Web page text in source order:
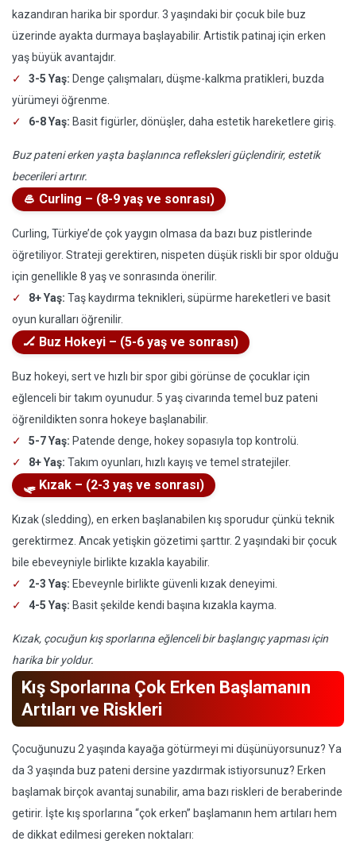
kazandıran harika bir spordur. 3 yaşındaki bir çocuk bile buz
üzerinde ayakta durmaya başlayabilir. Artistik patinaj için erken
yaş büyük avantajdır.
3-5 Yaş: Denge çalışmaları, düşme-kalkma pratikleri, buzda
yürümeyi öğrenme.
6-8 Yaş: Basit figürler, dönüşler, daha estetik hareketlere giriş.
Buz pateni erken yaşta başlanınca refleksleri güçlendirir, estetik
becerileri artırır.
🥌 Curling – (8-9 yaş ve sonrası)
Curling, Türkiye’de çok yaygın olmasa da bazı buz pistlerinde
öğretiliyor. Strateji gerektiren, nispeten düşük riskli bir spor olduğu
için genellikle 8 yaş ve sonrasında önerilir.
8+ Yaş: Taş kaydırma teknikleri, süpürme hareketleri ve basit
oyun kuralları öğrenilir.
🏒 Buz Hokeyi – (5-6 yaş ve sonrası)
Buz hokeyi, sert ve hızlı bir spor gibi görünse de çocuklar için
eğlenceli bir takım oyunudur. 5 yaş civarında temel buz pateni
öğrenildikten sonra hokeye başlanabilir.
5-7 Yaş: Patende denge, hokey sopasıyla top kontrolü.
8+ Yaş: Takım oyunları, hızlı kayış ve temel stratejiler.
🛷 Kızak – (2-3 yaş ve sonrası)
Kızak (sledding), en erken başlanabilen kış sporudur çünkü teknik
gerektirmez. Ancak yetişkin gözetimi şarttır. 2 yaşındaki bir çocuk
bile ebeveyniyle birlikte kızakla kayabilir.
2-3 Yaş: Ebeveynle birlikte güvenli kızak deneyimi.
4-5 Yaş: Basit şekilde kendi başına kızakla kayma.
Kızak, çocuğun kış sporlarına eğlenceli bir başlangıç yapması için
harika bir yoldur.
Kış Sporlarına Çok Erken Başlamanın
Artıları ve Riskleri
Çocuğunuzu 2 yaşında kayağa götürmeyi mi düşünüyorsunuz? Ya
da 3 yaşında buz pateni dersine yazdırmak istiyorsunuz? Erken
başlamak birçok avantaj sunabilir, ama bazı riskleri de beraberinde
getirir. İşte kış sporlarına “çok erken” başlamanın hem artıları hem
de dikkat edilmesi gereken noktaları: